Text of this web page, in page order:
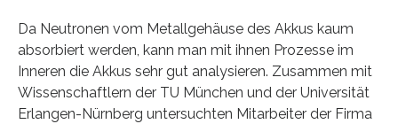
Da Neutronen vom Metallgehäuse des Akkus kaum
absorbiert werden, kann man mit ihnen Prozesse im
Inneren die Akkus sehr gut analysieren. Zusammen mit
Wissenschaftlern der TU München und der Universität
Erlangen-Nürnberg untersuchten Mitarbeiter der Firma